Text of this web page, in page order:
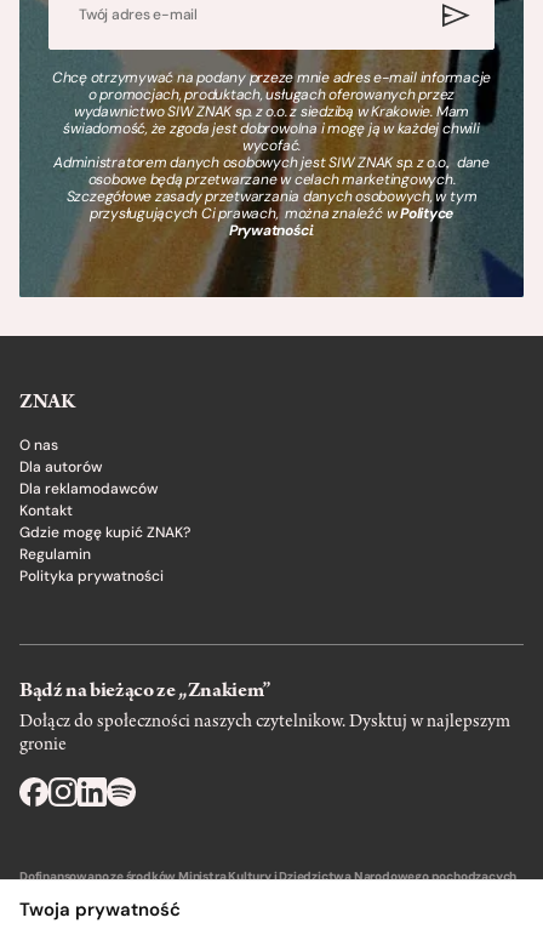
Chcę otrzymywać na podany przeze mnie adres e-mail informacje
o promocjach, produktach, usługach oferowanych przez
wydawnictwo SIW ZNAK sp. z o.o. z siedzibą w Krakowie. Mam
świadomość, że zgoda jest dobrowolna i mogę ją w każdej chwili
wycofać.
Administratorem danych osobowych jest SIW ZNAK sp. z o.o., dane
osobowe będą przetwarzane w celach marketingowych.
Szczegółowe zasady przetwarzania danych osobowych, w tym
przysługujących Ci prawach, można znaleźć wPolityce
Prywatności.
ZNAK
O nas
Dla autorów
Dla reklamodawców
Kontakt
Gdzie mogę kupić ZNAK?
Regulamin
Polityka prywatności
Bądź na bieżąco ze „Znakiem”
Dołącz do społeczności naszych czytelnikow. Dysktuj w najlepszym
gronie
Dofinansowano ze środków Ministra Kultury i Dziedzictwa Narodowego pochodzących
Twoja prywatność